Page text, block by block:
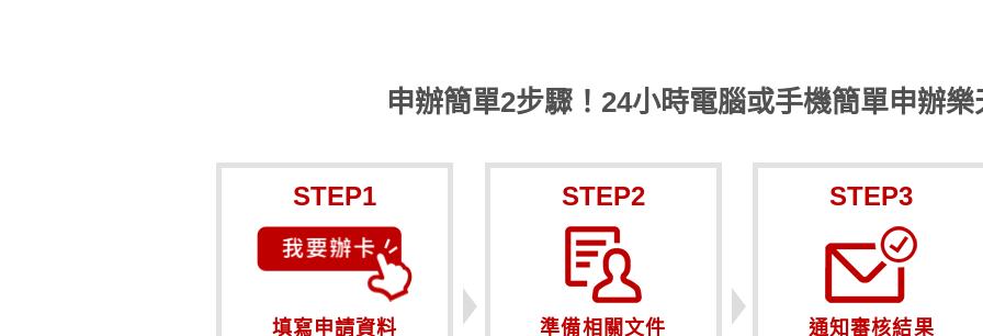
申辦簡單2步驟！24小時電腦或手機簡單申辦
STEP1
填寫申請資料
STEP2
準備相關文件
STEP3
通知審核結果